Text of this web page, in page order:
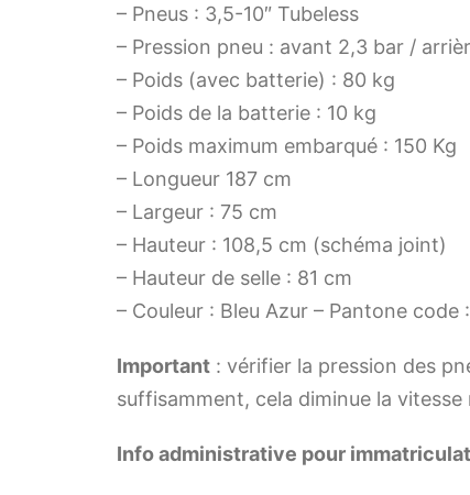
– Pneus : 3,5-10″ Tubeless
– Pression pneu : avant 2,3 bar /
– Poids (avec batterie) : 80 kg
– Poids de la batterie : 10 kg
– Poids maximum embarqué : 150 Kg
– Longueur 187 cm
– Largeur : 75 cm
– Hauteur : 108,5 cm (schéma joint)
– Hauteur de selle : 81 cm
– Couleur : Bleu Azur – Pantone code
Important : vérifier la pression des
suffisamment, cela diminue la vitesse
Info administrative pour